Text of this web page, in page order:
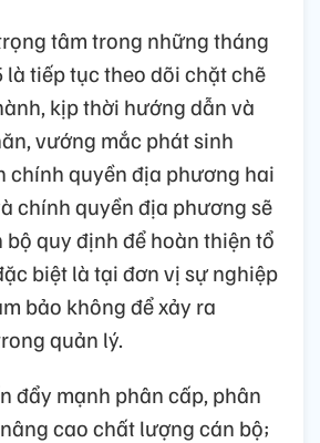
tâm trong những tháng
tiếp tục theo dõi chặt chẽ
kịp thời hướng dẫn và
vướng mắc phát sinh
chính quyền địa phương hai
chính quyền địa phương sẽ
quy định để hoàn thiện tổ
biệt là tại đơn vị sự nghiệp
bảo không để xảy ra
quản lý.
đẩy mạnh phân cấp, phân
cao chất lượng cán bộ;